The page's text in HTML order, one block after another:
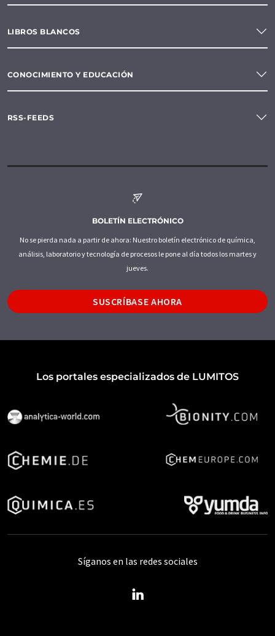
LIBROS BLANCOS
CONOCIMIENTO Y EDUCACIÓN
RSS-FEEDS
BOLETÍN ELECTRÓNICO
No se pierda nada a partir de ahora: Nuestro boletín electrónico de química,
análisis, laboratorio y tecnología de procesos le pone al día todos los martes y
jueves.
SUSCRÍBASE AHORA
Los portales especializados de LUMITOS
Síganos en las redes sociales